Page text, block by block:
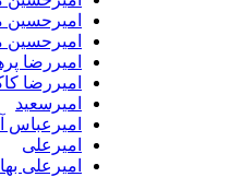
امیرحسین مقصودلو
امیرحسین
امیررضا پرهیزکاری
امیررضا کاکاوند
امیرسعید
امیرعباس آل حبیب
امیرعلی
امیرعلی بهادری